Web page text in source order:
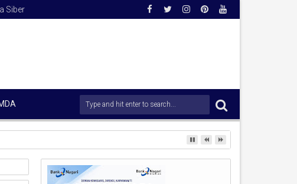
Siber
Dini Demi Menjaga Kamtibmas.